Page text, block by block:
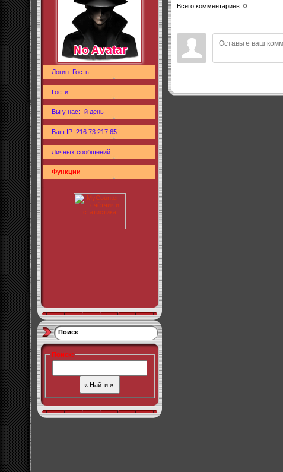
Логин: Гость
Гости
Вы у нас: -й день
Ваш IP: 216.73.217.65
Личных сообщений:
Функции
Поиск
Поиск:
Всего комментариев: 0